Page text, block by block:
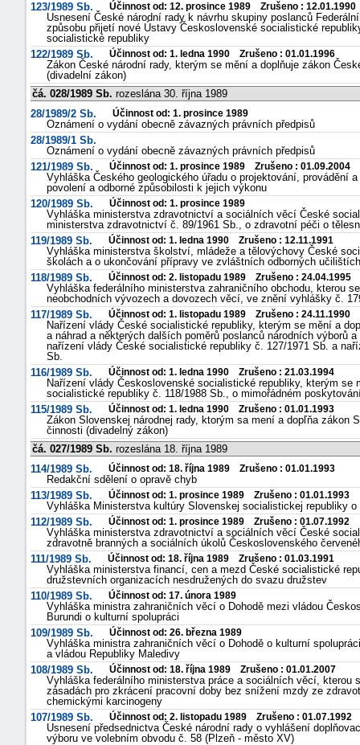
123/1989 Sb.
Účinnost od: 12. prosince 1989 Zrušeno : 12.01.1990
Usnesení České národní rady k návrhu skupiny poslanců
způsobu přijetí nové Ústavy Československé socialistické
socialistické republiky
122/1989 Sb.
Účinnost od: 1. ledna 1990 Zrušeno : 01.01.1996
Zákon České národní rady, kterým se mění a doplňuje zákon
(divadelní zákon)
čá. 028/1989 Sb. rozeslána 30. října 1989
28/1989/2 Sb.
Účinnost od: 1. prosince 1989
Oznámení o vydání obecně závazných právních předpisů
28/1989/1 Sb.
Oznámení o vydání obecně závazných právních předpisů
121/1989 Sb.
Účinnost od: 1. prosince 1989 Zrušeno : 01.09.2004
Vyhláška Českého geologického úřadu o projektování, provádění
povolení a odborné způsobilosti k jejich výkonu
120/1989 Sb.
Účinnost od: 1. prosince 1989
Vyhláška ministerstva zdravotnictví a sociálních věcí České
ministerstva zdravotnictví č. 89/1961 Sb., o zdravotní péči o
119/1989 Sb.
Účinnost od: 1. ledna 1990 Zrušeno : 12.11.1991
Vyhláška ministerstva školství, mládeže a tělovýchovy České
školách a o ukončování přípravy ve zvláštních odborných učilištích
118/1989 Sb.
Účinnost od: 2. listopadu 1989 Zrušeno : 24.04.1995
Vyhláška federálního ministerstva zahraničního obchodu, kterou
neobchodních vývozech a dovozech věcí, ve znění vyhlášky č.
117/1989 Sb.
Účinnost od: 1. listopadu 1989 Zrušeno : 24.11.1990
Nařízení vlády České socialistické republiky, kterým se mění a
a náhrad a některých dalších poměrů poslanců národních výborů
nařízení vlády České socialistické republiky č. 127/1971 Sb. a
Sb.
116/1989 Sb.
Účinnost od: 1. ledna 1990 Zrušeno : 21.03.1994
Nařízení vlády Československé socialistické republiky, kterým
socialistické republiky č. 118/1988 Sb., o mimořádném
115/1989 Sb.
Účinnost od: 1. ledna 1990 Zrušeno : 01.01.1993
Zákon Slovenskej národnej rady, ktorým sa mení a dopľňa zákon
činnosti (divadelný zákon)
čá. 027/1989 Sb. rozeslána 18. října 1989
114/1989 Sb.
Účinnost od: 18. října 1989 Zrušeno : 01.01.1993
Redakční sdělení o opravě chyb
113/1989 Sb.
Účinnost od: 1. prosince 1989 Zrušeno : 01.01.1993
Vyhláška Ministerstva kultúry Slovenskej socialistickej republiky
112/1989 Sb.
Účinnost od: 1. prosince 1989 Zrušeno : 01.07.1992
Vyhláška ministerstva zdravotnictví a sociálních věcí České
zdravotně branných a sociálních úkolů Československého
111/1989 Sb.
Účinnost od: 18. října 1989 Zrušeno : 01.03.1991
Vyhláška ministerstva financí, cen a mezd České socialistické
družstevních organizacích nesdružených do svazu družstev
110/1989 Sb.
Účinnost od: 17. února 1989
Vyhláška ministra zahraničních věcí o Dohodě mezi vládou
Burundi o kulturní spolupráci
109/1989 Sb.
Účinnost od: 26. března 1989
Vyhláška ministra zahraničních věcí o Dohodě o kulturní
a vládou Republiky Maledivy
108/1989 Sb.
Účinnost od: 18. října 1989 Zrušeno : 01.01.2007
Vyhláška federálního ministerstva práce a sociálních věcí, kterou
zásadách pro zkrácení pracovní doby bez snížení mzdy ze
chemickými karcinogeny
107/1989 Sb.
Účinnost od: 2. listopadu 1989 Zrušeno : 01.07.1992
Usnesení předsednictva České národní rady o vyhlášení
výboru ve volebním obvodu č. 58 (Plzeň - město XV)